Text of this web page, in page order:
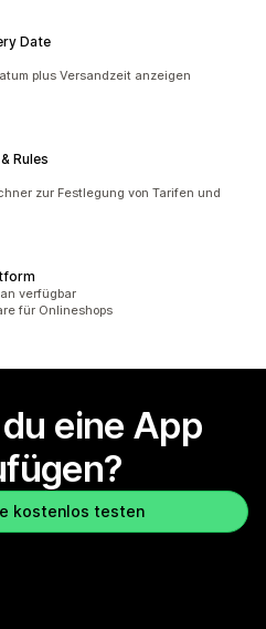
Date
plus Versandzeit anzeigen
Rules
zur Festlegung von Tarifen und
verfügbar
für Onlineshops
eine App
kostenlos testen